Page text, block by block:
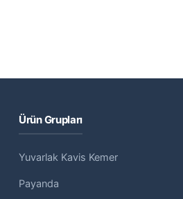
Ürün Grupları
Yuvarlak Kavis Kemer
Payanda